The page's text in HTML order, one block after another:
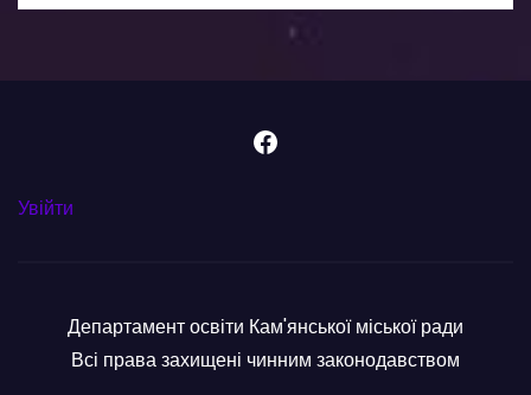
Facebook
Увійти
Департамент освіти Кам'янської міської ради
Всі права захищені чинним законодавством